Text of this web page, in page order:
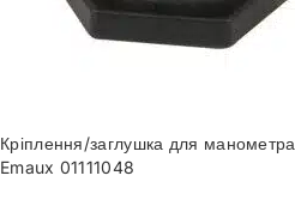
Кріплення/заглушка для манометра
Emaux 01111048